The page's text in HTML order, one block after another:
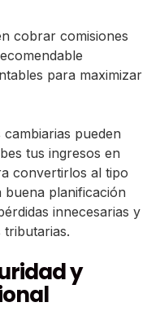
cobrar comisiones
para maximizar
pueden
tus ingresos en
convertirlos al tipo
buena planificación
innecesarias y
y